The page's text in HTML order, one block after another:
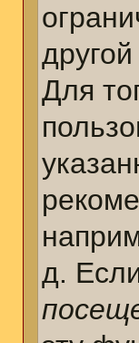
Для
д.